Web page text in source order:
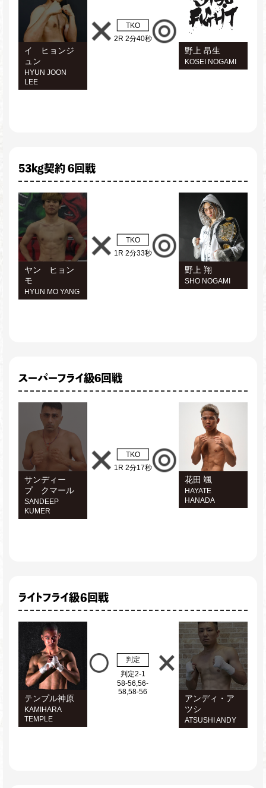
イ ヒョンジ
ュン
HYUN JOON
LEE
TKO
2R 2分40秒
野上 昂生
KOSEI NOGAMI
53kg契約 6回戦
ヤン ヒョン
モ
HYUN MO YANG
TKO
1R 2分33秒
野上 翔
SHO NOGAMI
スーパーフライ級6回戦
サンディー
プ クマール
SANDEEP
KUMER
TKO
1R 2分17秒
花田 颯
HAYATE
HANADA
ライトフライ級６回戦
テンプル神原
KAMIHARA
TEMPLE
判定
判定2-1
58-56,56-
58,58-56
アンディ・ア
ツシ
ATSUSHI ANDY